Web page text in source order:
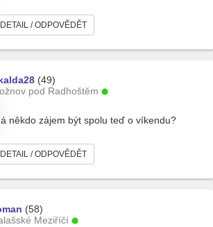
DETAIL / ODPOVĚDĚT
(49)
pod Radhoštěm
někdo zájem být spolu teď o víkendu?
DETAIL / ODPOVĚDĚT
(58)
Meziříčí